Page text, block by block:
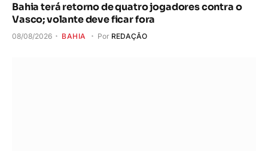
Bahia terá retorno de quatro jogadores contra o
Vasco; volante deve ficar fora
08/08/2026 BAHIA Por REDAÇÃO